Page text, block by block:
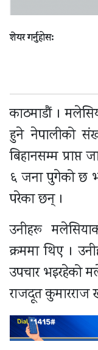
शेयर गर्नुहोस:
काठमाडौं ।
हुने नेपालीको
बिहानसम्म
६ जना पुगेको छ
परेका छन् ।
उनीहरू
क्रममा थिए ।
उपचार भइरहेको
राजदूत कुमारराज